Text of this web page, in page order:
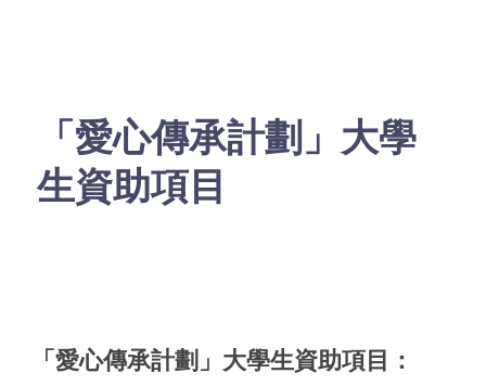
「愛心傳承計劃」大學
生資助項目
「愛心傳承計劃」大學生資助項目：